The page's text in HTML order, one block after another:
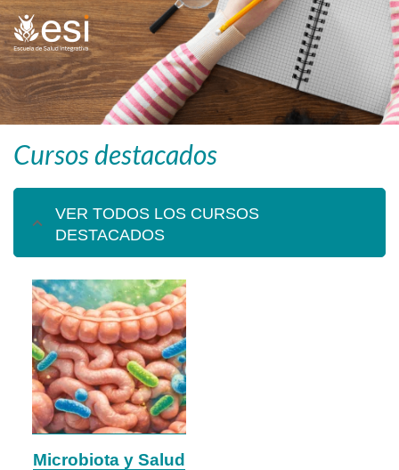
Cursos destacados
VER TODOS LOS CURSOS
DESTACADOS
Microbiota y Salud